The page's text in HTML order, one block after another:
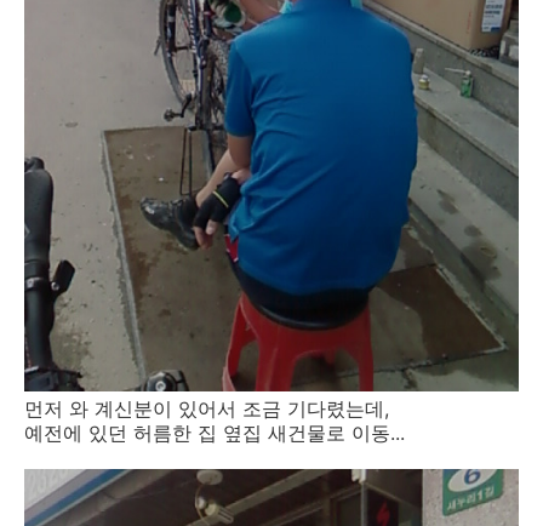
먼저 와 계신분이 있어서 조금 기다렸는데,
예전에 있던 허름한 집 옆집 새건물로 이동...